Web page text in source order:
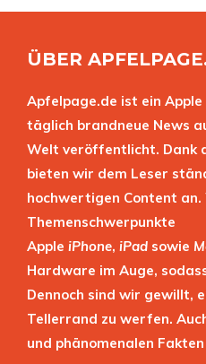
ÜBER
Apfelpage.de ist ein
täglich brandneue News
Welt veröffentlicht. Dank
bieten wir dem Leser
hochwertigen Content
Themenschwerpunkte
Apple iPhone, iPad sowie
Hardware im Auge,
Dennoch sind wir gewillt,
Tellerrand zu werfen.
und phänomenalen